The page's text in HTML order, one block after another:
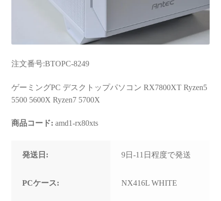
注文番号:BTOPC-8249
ゲーミングPC デスクトップパソコン RX7800XT Ryzen5
5500 5600X Ryzen7 5700X
商品コード: amd1-rx80xts
発送日: 9日-11日程度で発送
PCケース: NX416L WHITE